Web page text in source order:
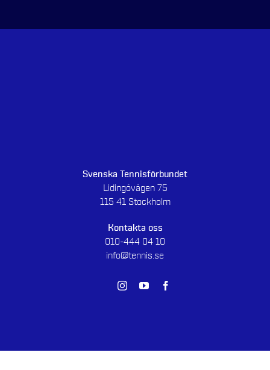
Svenska Tennisförbundet
Lidingövägen 75
115 41 Stockholm
Kontakta oss
010-444 04 10
info@tennis.se